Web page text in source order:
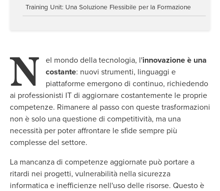
N el mondo della tecnologia, l'innovazione è una
costante: nuovi strumenti, linguaggi e
piattaforme emergono di continuo, richiedendo
ai professionisti IT di aggiornare costantemente le proprie
competenze. Rimanere al passo con queste trasformazioni
non è solo una questione di competitività, ma una
necessità per poter affrontare le sfide sempre più
complesse del settore.
La mancanza di competenze aggiornate può portare a
ritardi nei progetti, vulnerabilità nella sicurezza
informatica e inefficienze nell'uso delle risorse. Questo è
Training Unit: Una Soluzione Flessibile per la Formazione